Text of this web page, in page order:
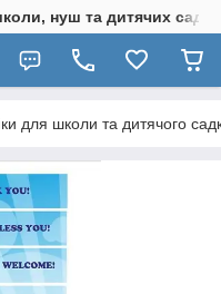
нуш та дитячих
для школи та дитячого